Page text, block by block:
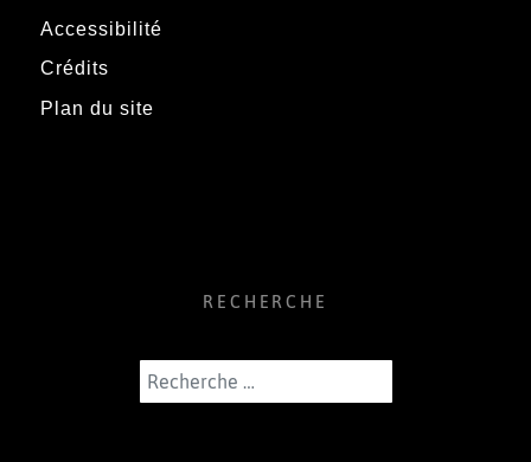
Accessibilité
Crédits
Plan du site
RECHERCHE
Rechercher